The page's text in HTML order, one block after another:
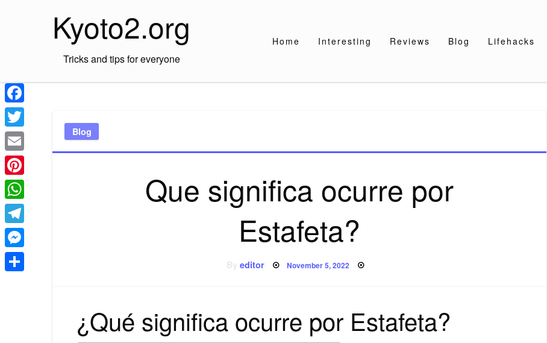
Kyoto2.org
Tricks and tips for everyone
Home Interesting Reviews Blog Lifehacks
Blog
Que significa ocurre por
Estafeta?
Byeditor Posted
November 5, 2022
¿Qué significa ocurre por Estafeta?
Facebook
Twitter
Email
Pinterest
WhatsApp
Telegram
Messenger